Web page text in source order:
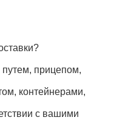
прицепом,
контейнерами,
с вашими